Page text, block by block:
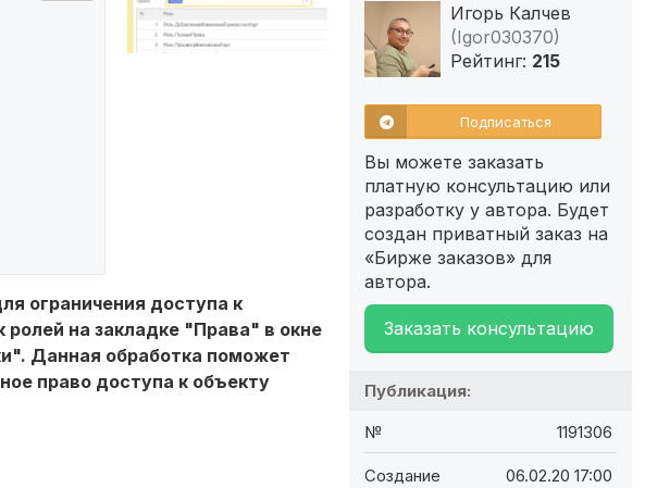
ограничения доступа к
на закладке "Права" в окне
Данная обработка поможет
право доступа к объекту
Игорь Калчев
(Igor030370)
Рейтинг: 215
Подписаться
Вы можете заказать
платную консультацию или
разработку у автора. Будет
создан приватный заказ на
«Бирже заказов» для
автора.
Заказать консультацию
Публикация:
№ 1191306
Создание 06.02.20 17:00